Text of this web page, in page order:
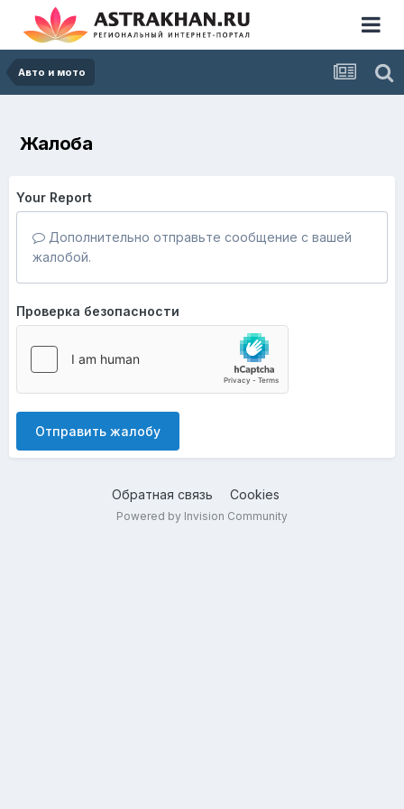
Авто и мото
Жалоба
Your Report
Дополнительно отправьте сообщение с вашей
жалобой.
Проверка безопасности
Отправить жалобу
Обратная связь Cookies
Powered by Invision Community